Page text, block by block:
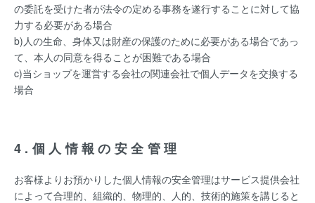
の委託を受けた者が法令の定める事務を遂行することに対して協
力する必要がある場合
b)人の生命、身体又は財産の保護のために必要がある場合であっ
て、本人の同意を得ることが困難である場合
c)当ショップを運営する会社の関連会社で個人データを交換する
場合
4.個人情報の安全管理
お客様よりお預かりした個人情報の安全管理はサービス提供会社
によって合理的、組織的、物理的、人的、技術的施策を講じると